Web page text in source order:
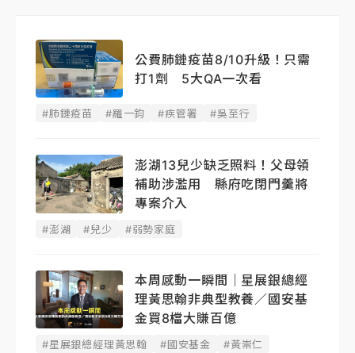
公費肺鏈疫苗8/10升級！只需
打1劑 5大QA一次看
#肺鏈疫苗 #羅一鈞 #疾管署 #吳至行
澎湖13兒少缺乏照料！父母領
補助涉濫用 縣府吃閉門羹將
專案介入
#澎湖 #兒少 #弱勢家庭
本周感動一瞬間｜星展銀總經
理黃思翰非典型教養／國安基
金買8檔大賺百億
#星展銀總經理黃思翰 #國安基金
#黃崇仁